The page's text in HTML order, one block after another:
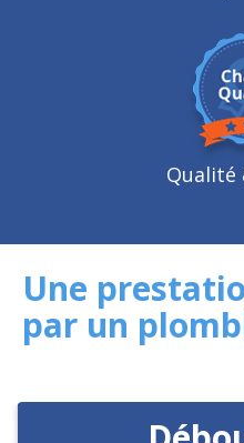
Qualité
Une
par un